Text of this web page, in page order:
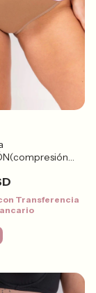
Transferencia